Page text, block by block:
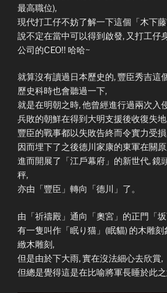
最高職位),
現代打工仔不妨了解一下這個「木下
說不定在當中可以得到啟發, 又打工仔
公司的CEO!! 哈哈~
就算沒有讀過日本歷史的, 豐臣秀吉這
歷史科時也會聽過一下,
就是在明朝之時, 他曾經進行過兩次入
兵敗的朝鮮在得到大明支援後收復失
豐臣的戰事都以失敗告終而令實力受
因而埋下了之後德川家康的東軍在關
進而開展了「江戶幕府」的新世代, 鏡
秤,
亦由「豐臣」轉向「德川」了。
由「祈禱殿」通向「奧宮」的正門「
有一隻叫作「眠り猫」(眠貓) 的木雕
緻木雕刻,
但是由於下大雨, 實在沒法細心去欣賞,
但總是覺得這是在比喻將軍長睡於此